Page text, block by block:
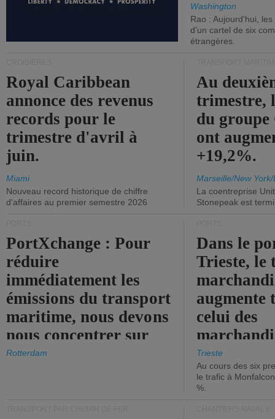
Washington
Rao : Aujourd'hui,
d'un cartel de six
étrangères.
Royal Caribbean
annonce des revenus
records pour le
trimestre d'avril à
juin.
Miami
Nouveau record historique de chiffre
d'affaires au premier semestre 2026
Au
trimestre,
du
ont
+19,2%.
Marseille/New
La coentreprise
Stonepeak est
PortXchange : Pour
réduire
immédiatement les
émissions du transport
maritime, nous devons
nous concentrer sur
les ports.
Rotterdam
Dans le
Trieste, le
augmente
celui des
diminue.
Trieste
Au cours des six
le trafic à
%.